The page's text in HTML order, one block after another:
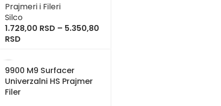
Prajmeri i Fileri
Silco
1.728,00 RSD – 5.350,80
RSD
9900 M9 Surfacer
Univerzalni HS Prajmer
Filer